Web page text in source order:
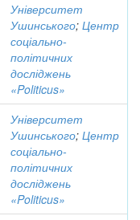
Університет
Ушинського; Центр
соціально-
політичних
досліджень
«Politicus»
Університет
Ушинського; Центр
соціально-
політичних
досліджень
«Politicus»